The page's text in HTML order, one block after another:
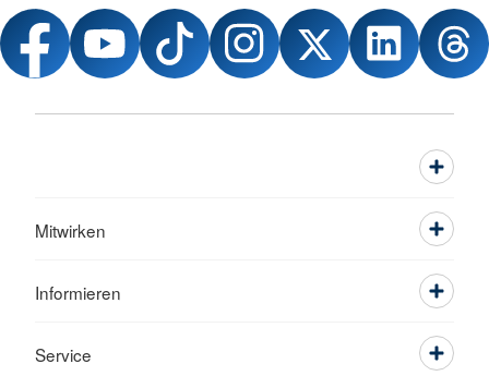
Mitwirken
Informieren
Service